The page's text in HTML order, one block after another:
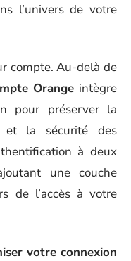
l’univers de votre
compte. Au-delà de
Orange intègre
pour préserver la
et la sécurité des
à deux
une couche
de l’accès à votre
votre connexion